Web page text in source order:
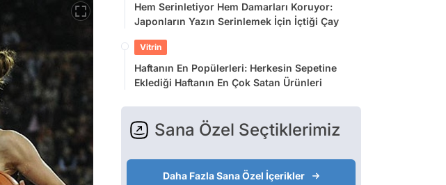
Hem Serinletiyor Hem Damarları Koruyor:
Japonların Yazın Serinlemek İçin İçtiği Çay
Vitrin
Haftanın En Popülerleri: Herkesin Sepetine
Eklediği Haftanın En Çok Satan Ürünleri
Sana Özel Seçtiklerimiz
Daha Fazla Sana Özel İçerikler